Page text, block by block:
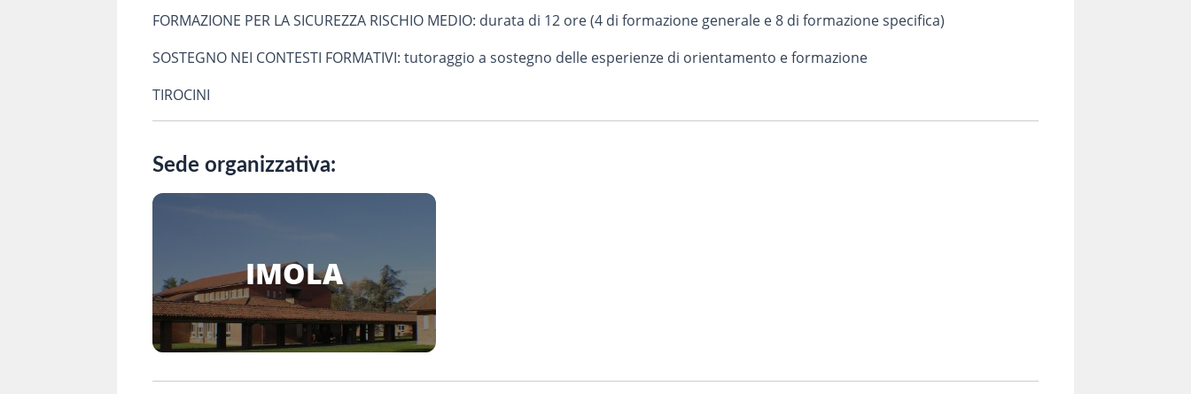
FORMAZIONE PER LA SICUREZZA RISCHIO MEDIO: durata di 12 ore (4 di formazione generale e 8 di formazione specifica)
SOSTEGNO NEI CONTESTI FORMATIVI: tutoraggio a sostegno delle esperienze di orientamento e formazione
TIROCINI
Sede organizzativa:
IMOLA